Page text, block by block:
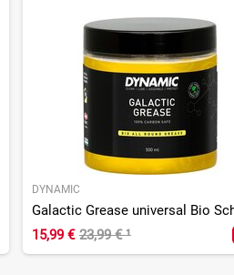
DYNAMIC
15,99 € 23,99 €¹